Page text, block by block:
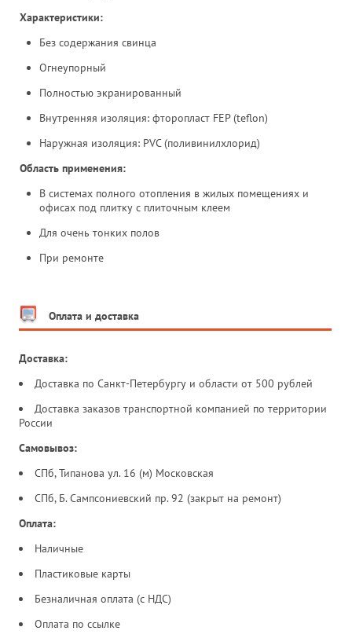
Характеристики:
Без содержания свинца
Огнеупорный
Полностью экранированный
Внутренняя изоляция: фторопласт FEP (teflon)
Наружная изоляция: PVC (поливинилхлорид)
Область применения:
В системах полного отопления в жилых помещениях и
офисах под плитку с плиточным клеем
Для очень тонких полов
При ремонте
Оплата и доставка
Доставка:
Доставка по Санкт-Петербургу и области от 500 рублей
Доставка заказов транспортной компанией по территории
России
Самовывоз:
СПб, Типанова ул. 16 (м) Московская
СПб, Б. Сампсониевский пр. 92 (закрыт на ремонт)
Оплата:
Наличные
Пластиковые карты
Безналичная оплата (с НДС)
Оплата по ссылке